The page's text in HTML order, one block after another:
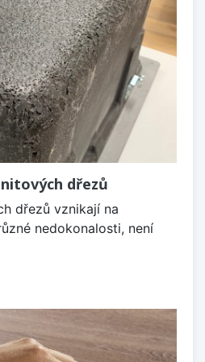
dřezů
dřezů vznikají na
nedokonalosti, není